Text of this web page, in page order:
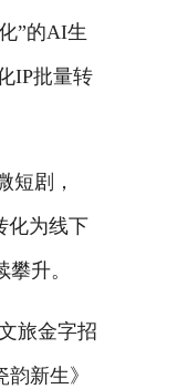
”的AI生
IP批量转
短剧，
化为线下
升。
旅金字招
新生》